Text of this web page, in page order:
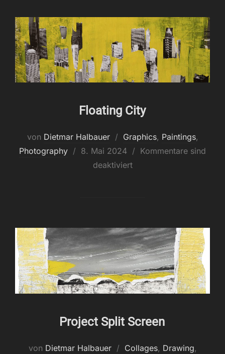
Floating City
von Dietmar Halbauer Graphics, Paintings,
Photography
Veröffentlicht
8. Mai 2024
Kommentare sind
deaktiviert
Project Split Screen
von Dietmar Halbauer Collages, Drawing,